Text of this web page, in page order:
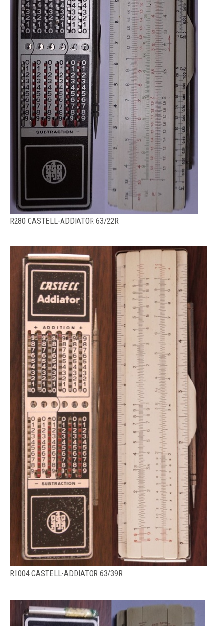
R280 CASTELL-ADDIATOR 63/22R
R1004 CASTELL-ADDIATOR 63/39R